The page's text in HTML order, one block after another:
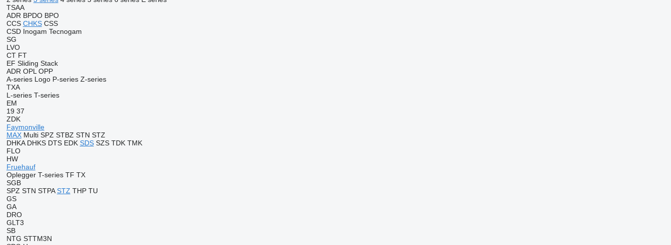
TSAA
ADR BPDO BPO
CCS CHKS CSS
CSD Inogam Tecnogam
SG
LVO
CT FT
EF Sliding Stack
ADR OPL OPP
A-series Logo P-series Z-series
TXA
L-series T-series
EM
19 37
ZDK
Faymonville
MAX Multi SPZ STBZ STN STZ
DHKA DHKS DTS EDK SDS SZS TDK TMK
FLO
HW
Fruehauf
Oplegger T-series TF TX
SGB
SPZ STN STPA STZ THP TU
GS
GA
DRO
GLT3
SB
NTG STTM3N